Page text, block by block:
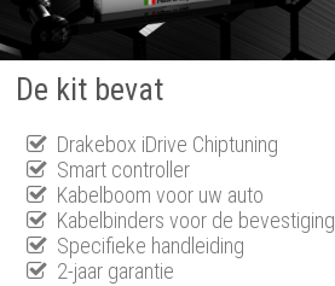
De kit bevat
Drakebox iDrive Chiptuning
Smart controller
Kabelboom voor uw auto
Kabelbinders voor de bevestiging
Specifieke handleiding
2-jaar garantie